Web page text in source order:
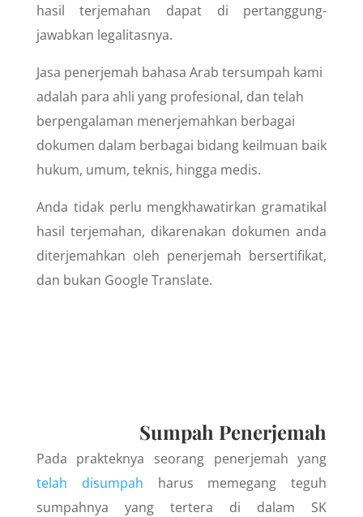
hasil terjemahan dapat di pertanggung-
jawabkan legalitasnya.
Jasa penerjemah bahasa Arab tersumpah kami
adalah para ahli yang profesional, dan telah
berpengalaman menerjemahkan berbagai
dokumen dalam berbagai bidang keilmuan baik
hukum, umum, teknis, hingga medis.
Anda tidak perlu mengkhawatirkan gramatikal
hasil terjemahan, dikarenakan dokumen anda
diterjemahkan oleh penerjemah bersertifikat,
dan bukan Google Translate.
Sumpah Penerjemah
Pada prakteknya seorang penerjemah yang
telah disumpah harus memegang teguh
sumpahnya yang tertera di dalam SK